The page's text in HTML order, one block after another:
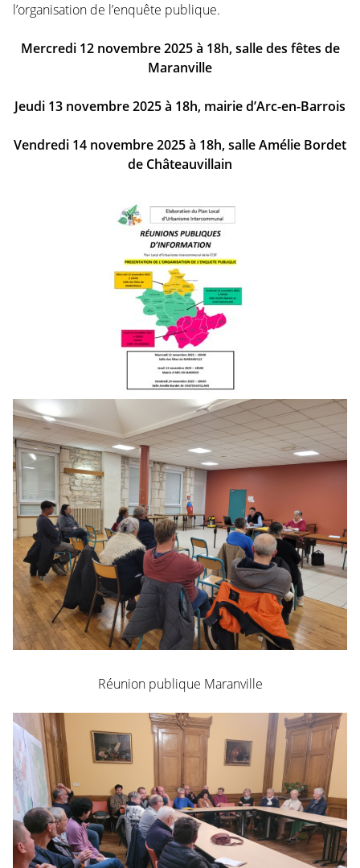
l’organisation de l’enquête publique.
Mercredi 12 novembre 2025 à 18h, salle des fêtes de
Maranville
Jeudi 13 novembre 2025 à 18h, mairie d’Arc-en-Barrois
Vendredi 14 novembre 2025 à 18h, salle Amélie Bordet
de Châteauvillain
Réunion publique Maranville